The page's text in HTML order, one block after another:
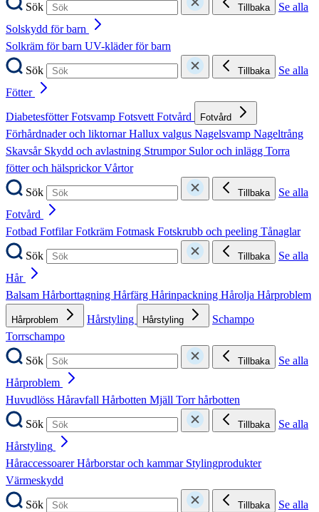
Sök
Tillbaka
Se alla
Solskydd för barn
Solkräm för barn UV-kläder för barn
Sök
Tillbaka
Se alla
Fötter
DiabetesfötterFotsvamp FotsvettFotvård Fotvård
Förhårdnader och liktornarHallux valgus Nagelsvamp Nageltrång
Skavsår Skydd och avlastning Strumpor Sulor och inlägg Torra
fötter och hälsprickorVårtor
Sök
Tillbaka
Se alla
Fotvård
Fotbad FotfilarFotkräm Fotmask Fotskrubb och peeling Tånaglar
Sök
Tillbaka
Se alla
Hår
Balsam Hårborttagning Hårfärg Hårinpackning Hårolja Hårproblem
Hårproblem Hårstyling Hårstyling
Schampo
Torrschampo
Sök
Tillbaka
Se alla
Hårproblem
Huvudlöss Håravfall Hårbotten Mjäll Torr hårbotten
Sök
Tillbaka
Se alla
Hårstyling
HåraccessoarerHårborstar och kammar Stylingprodukter
Värmeskydd
Sök
Tillbaka
Se alla